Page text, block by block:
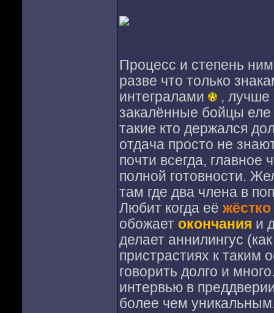
Процесс и степень
разве что только
интегралами
, лучше
закалённые бойцы еле
такие кто держался
отдача просто не
почти всегда,
полной готовности.
там где два члена в
Любит когда её
обожает окончания и
делает аннилингус
пристрастиях к
говорить долго и
интервью в
более чем